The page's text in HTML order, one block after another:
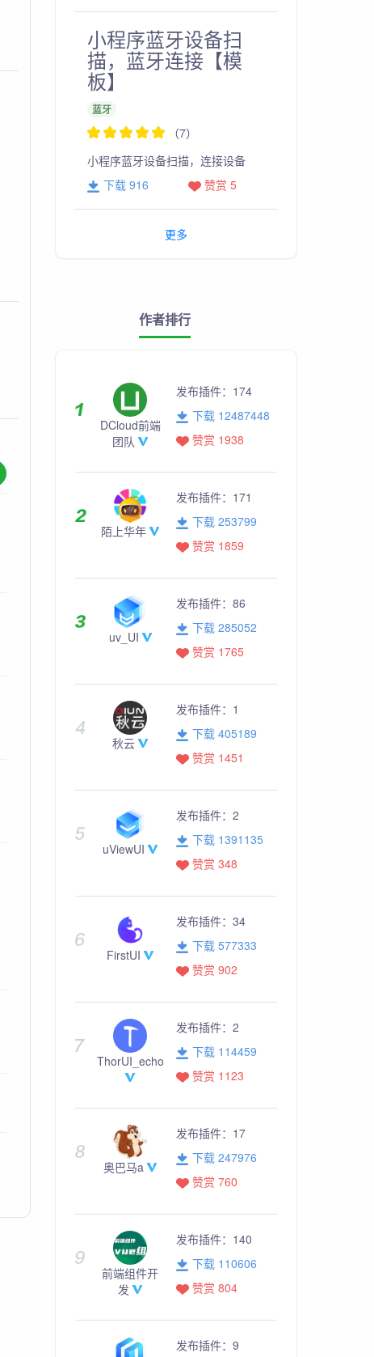
小程序蓝牙设备扫
描，蓝牙连接【模
板】
蓝牙
（7）
小程序蓝牙设备扫描，连接设备
下载 916
赞赏 5
更多
作者排行
DCloud前端
团队
发布插件： 174
下载 12487448
赞赏 1938
陌上华年
发布插件： 171
下载 253799
赞赏 1859
uv_UI
发布插件： 86
下载 285052
赞赏 1765
秋云
发布插件： 1
下载 405189
赞赏 1451
uViewUI
发布插件： 2
下载 1391135
赞赏 348
FirstUI
发布插件： 34
下载 577333
赞赏 902
ThorUI_echo
发布插件： 2
下载 114459
赞赏 1123
奥巴马a
发布插件： 17
下载 247976
赞赏 760
前端组件开
发
发布插件： 140
下载 110606
赞赏 804
发布插件： 9